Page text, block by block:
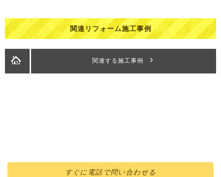
関連リフォーム施工事例
関連する施工事例
すぐに 電話で問い合わせる